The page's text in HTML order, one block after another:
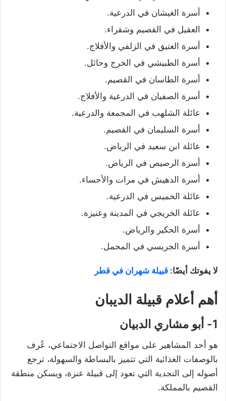
أسرة الغيشان في الدرعية.
العقيل في القصيم وشقراء.
أسرة العتيق في الزلفي والأفلاج.
أسرة الطبيشي في الخرج وحائل.
أسرة الطاسان في القصيم.
أسرة الصفيان في الدرعية والأفلاج.
عائلة الشلهب في المجمعة والدرعية.
أسرة السليمان في القصيم.
عائلة ابن سعيد في الرياض.
أسرة الرصيص في الرياض.
أسرة الدهيش في مرات والأحساء.
عائلة الخميس في الدرعية.
عائلة الخريجي في المدينة وعنيزة.
أسرة الحكير والرياض.
أسرة الجريسي في المحمل.
لا يفوتك أيضًا: قبيلة شهران في قطر
أهم أعلام قبيلة الديبان
1- أبو مشاري الدبيان
هو أحد المشاهير على مواقع التواصل الاجتماعي، عُرف
بالوصفات الغذائية التي تتميز بالبساطة والسهولة، ترجع
أصوله إلى النجدية التي تعود إلى قبيلة عنزة، ويسكن منطقة
القصيم بالمملكة.